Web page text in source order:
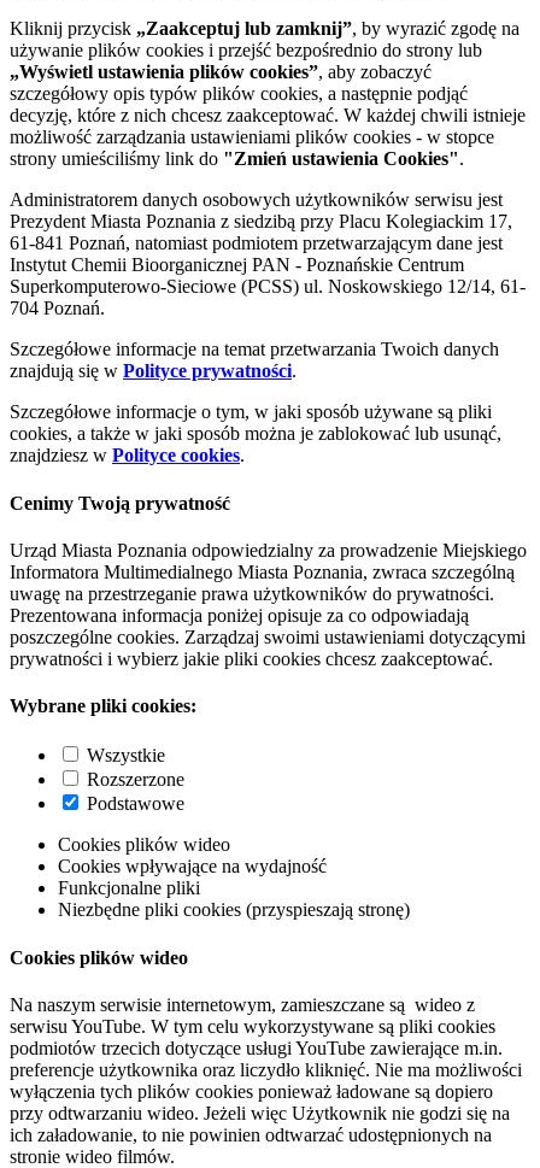
Kliknij przycisk „Zaakceptuj lub zamknij”, by wyrazić zgodę na
używanie plików cookies i przejść bezpośrednio do strony lub
„Wyświetl ustawienia plików cookies”, aby zobaczyć
szczegółowy opis typów plików cookies, a następnie podjąć
decyzję, które z nich chcesz zaakceptować. W każdej chwili istnieje
możliwość zarządzania ustawieniami plików cookies - w stopce
strony umieściliśmy link do "Zmień ustawienia Cookies".
Administratorem danych osobowych użytkowników serwisu jest
Prezydent Miasta Poznania z siedzibą przy Placu Kolegiackim 17,
61-841 Poznań, natomiast podmiotem przetwarzającym dane jest
Instytut Chemii Bioorganicznej PAN - Poznańskie Centrum
Superkomputerowo-Sieciowe (PCSS) ul. Noskowskiego 12/14, 61-
704 Poznań.
Szczegółowe informacje na temat przetwarzania Twoich danych
znajdują się w Polityce prywatności.
Szczegółowe informacje o tym, w jaki sposób używane są pliki
cookies, a także w jaki sposób można je zablokować lub usunąć,
znajdziesz w Polityce cookies.
Cenimy Twoją prywatność
Urząd Miasta Poznania odpowiedzialny za prowadzenie Miejskiego
Informatora Multimedialnego Miasta Poznania, zwraca szczególną
uwagę na przestrzeganie prawa użytkowników do prywatności.
Prezentowana informacja poniżej opisuje za co odpowiadają
poszczególne cookies. Zarządzaj swoimi ustawieniami dotyczącymi
prywatności i wybierz jakie pliki cookies chcesz zaakceptować.
Wybrane pliki cookies:
Wszystkie
Rozszerzone
Podstawowe
Cookies plików wideo
Cookies wpływające na wydajność
Funkcjonalne pliki
Niezbędne pliki cookies (przyspieszają stronę)
Cookies plików wideo
Na naszym serwisie internetowym, zamieszczane są wideo z
serwisu YouTube. W tym celu wykorzystywane są pliki cookies
podmiotów trzecich dotyczące usługi YouTube zawierające m.in.
preferencje użytkownika oraz liczydło kliknięć. Nie ma możliwości
wyłączenia tych plików cookies ponieważ ładowane są dopiero
przy odtwarzaniu wideo. Jeżeli więc Użytkownik nie godzi się na
ich załadowanie, to nie powinien odtwarzać udostępnionych na
stronie wideo filmów.